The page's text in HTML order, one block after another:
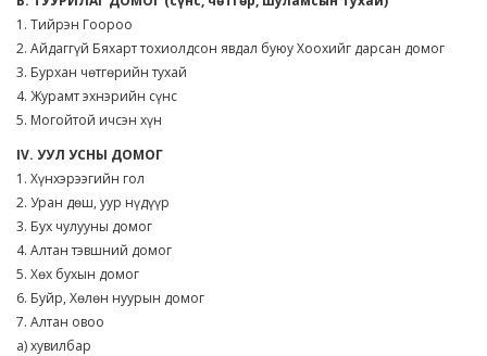
1. Тийрэн Гоороо
2. Айдаггүй Бяхарт тохиолдсон явдал буюу Хоохийг дарсан домог
3. Бурхан чөтгөрийн тухай
4. Журамт эхнэрийн сүнс
5. Могойтой ичсэн хүн
IV. УУЛ УСНЫ ДОМОГ
1. Хүнхэрээгийн гол
2. Уран дөш, уур нүдүүр
3. Бух чулууны домог
4. Алтан тэвшний домог
5. Хөх бухын домог
6. Буйр, Хөлөн нуурын домог
7. Алтан овоо
а) хувилбар